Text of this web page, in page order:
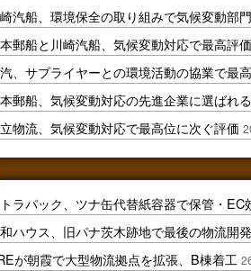
汽船、環境保全の取り組みで気候変動部
郵船と川崎汽船、気候変動対応で最高評
、サプライヤーとの環境活動の協業で最
郵船、気候変動対応の先進企業に選ばれる
物流、気候変動対応で最高位に次ぐ評価
ラパック、ツナ缶代替紙容器で保管・EC
ハウス、旧パナ茨木跡地で最後の物流開発
が朝霞で大型物流拠点を拡張、B棟着工